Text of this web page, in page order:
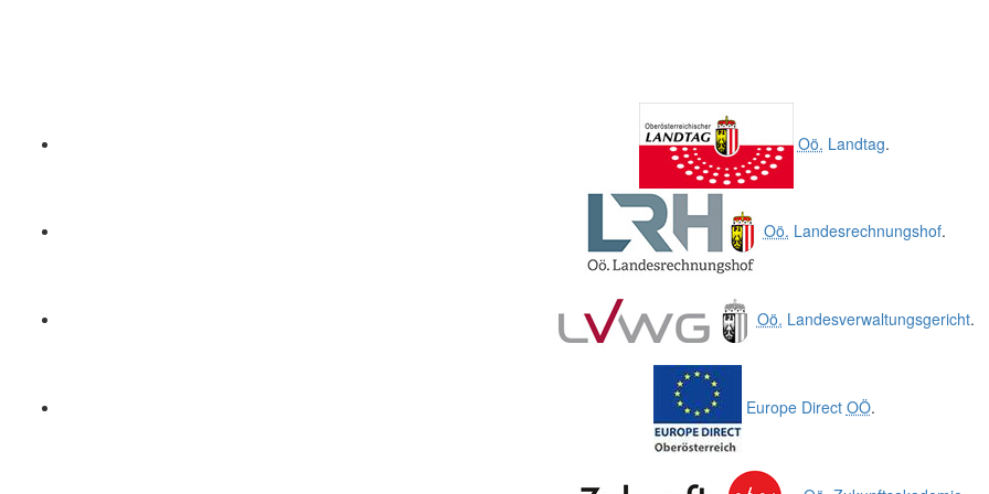
Oö. Landtag.
Oö. Landesrechnungshof.
Oö. Landesverwaltungsgericht.
Europe Direct OÖ.